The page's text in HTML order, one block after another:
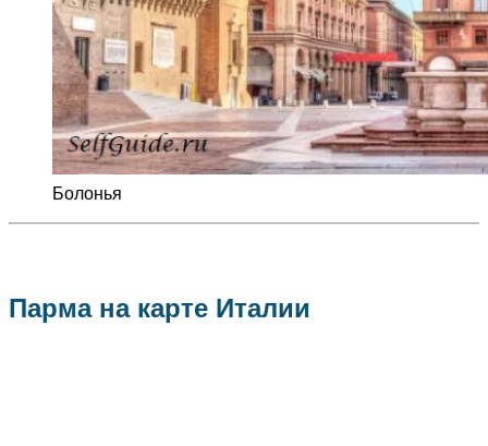
Болонья
Парма на карте Италии